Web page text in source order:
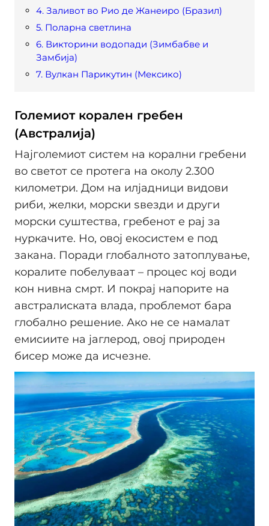
4. Заливот во Рио де Жанеиро (Бразил)
5. Поларна светлина
6. Викторини водопади (Зимбабве и
Замбија)
7. Вулкан Парикутин (Мексико)
Големиот корален гребен
(Австралија)
Најголемиот систем на корални гребени
во светот се протега на околу 2.300
километри. Дом на илјадници видови
риби, желки, морски ѕвезди и други
морски суштества, гребенот е рај за
нуркачите. Но, овој екосистем е под
закана. Поради глобалното затоплување,
коралите побелуваат – процес кој води
кон нивна смрт. И покрај напорите на
австралиската влада, проблемот бара
глобално решение. Ако не се намалат
емисиите на јаглерод, овој природен
бисер може да исчезне.